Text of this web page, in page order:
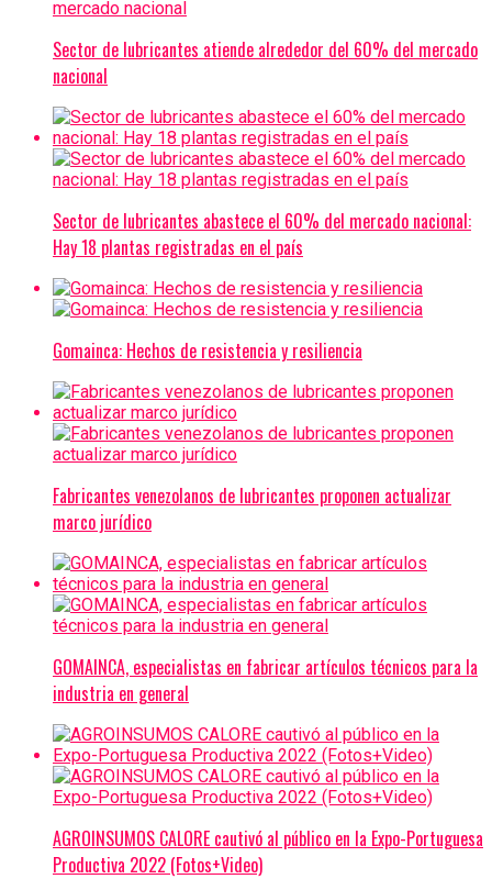
Sector de lubricantes atiende alrededor del 60% del mercado
nacional
Sector de lubricantes abastece el 60% del mercado nacional:
Hay 18 plantas registradas en el país
Gomainca: Hechos de resistencia y resiliencia
Fabricantes venezolanos de lubricantes proponen actualizar
marco jurídico
GOMAINCA, especialistas en fabricar artículos técnicos para la
industria en general
AGROINSUMOS CALORE cautivó al público en la Expo-Portuguesa
Productiva 2022 (Fotos+Video)